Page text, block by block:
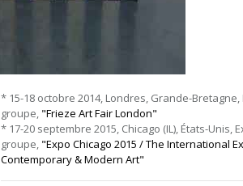
* 15-18 octobre 2014, Londres, Grande-
groupe, "Frieze Art Fair London"
* 17-20 septembre 2015, Chicago (IL), États-Unis,
groupe, "Expo Chicago 2015 / The International
Contemporary & Modern Art"